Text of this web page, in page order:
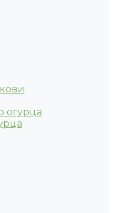
огурца